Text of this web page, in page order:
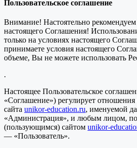
Пользовательское соглашение
Внимание! Настоятельно рекомендуем
настоящего Соглашения!
только на условиях настоящего
принимаете условия настоящего
объеме, Вы не можете использовать
.
Настоящее Пользовательское
«Соглашение») регулирует
сайта unikor-education.ru, именуемой
«Администрация», и любым лицом,
(пользующимся) сайтом unikor-
— «Пользователь».